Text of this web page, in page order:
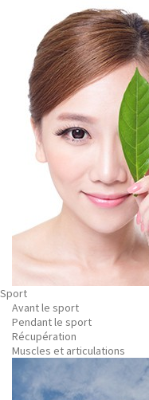
Sport
Avant le sport
Pendant le sport
Récupération
Muscles et articulations